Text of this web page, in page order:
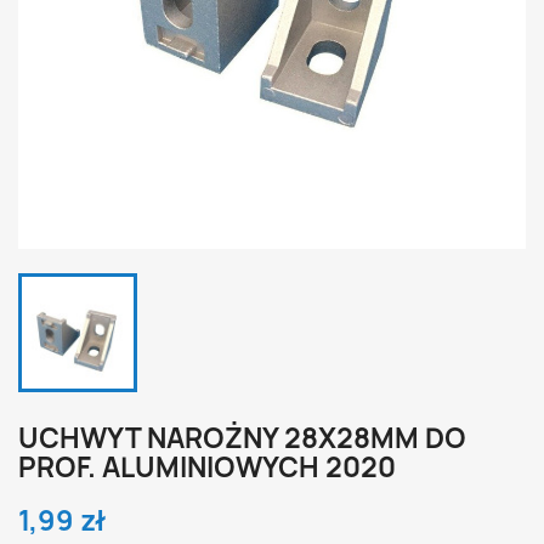
UCHWYT NAROŻNY 28X28MM DO
PROF. ALUMINIOWYCH 2020
1,99 zł